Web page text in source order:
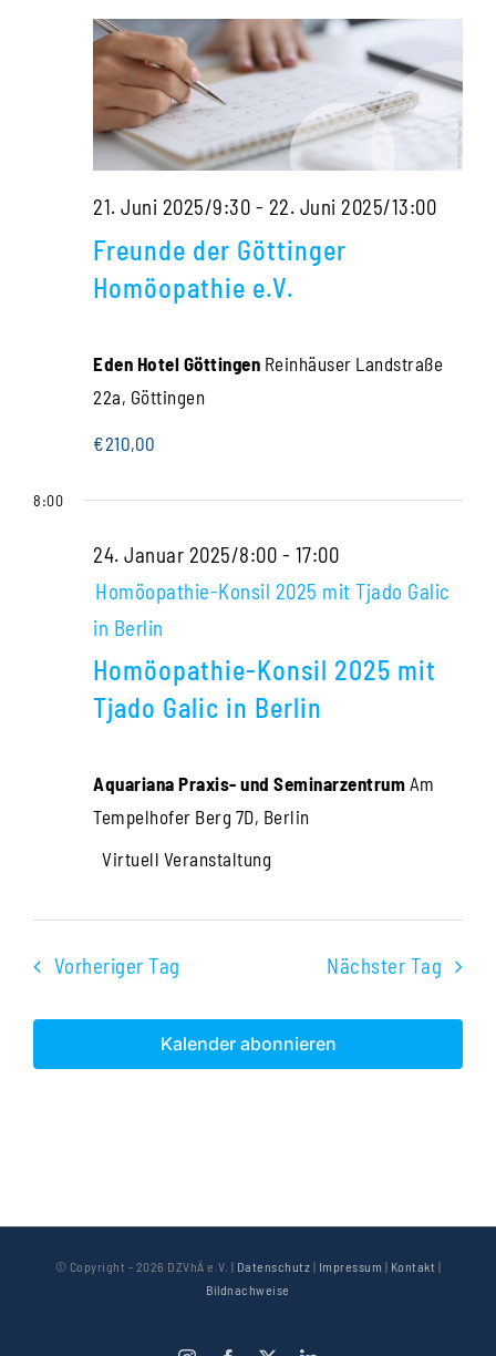
Freunde der Göttinger
Homöopathie e.V.
21. Juni 2025/9:30 - 22. Juni 2025/13:00
Eden Hotel Göttingen Reinhäuser Landstraße
22a, Göttingen
€210,00
8:00
Homöopathie-Konsil 2025 mit
Tjado Galic in Berlin
24. Januar 2025/8:00 - 17:00
Homöopathie-Konsil 2025 mit Tjado Galic
in Berlin
Aquariana Praxis- und Seminarzentrum Am
Tempelhofer Berg 7D, Berlin
Virtuell Veranstaltung
Vorheriger Tag Nächster Tag
Kalender abonnieren
© Copyright - 2026 DZVhÄ e.V. | Datenschutz | Impressum | Kontakt |
Bildnachweise